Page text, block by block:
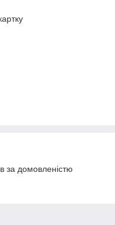
за домовленістю